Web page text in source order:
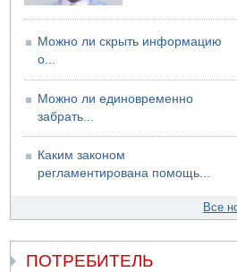
Можно ли скрыть информацию
о...
Можно ли единовременно
забрать...
Каким законом
регламентирована помощь...
Все
ПОТРЕБИТЕЛЬ